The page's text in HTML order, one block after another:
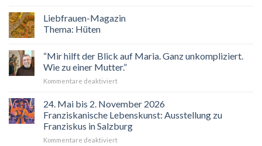
sind
Liebfrauen-Magazin
Thema: Hüten
“Mir hilft der Blick auf Maria. Ganz unkompliziert.
Wie zu einer Mutter.”
Kommentare deaktiviertfür
hilft
Blick
auf
Maria.
24. Mai bis 2. November 2026
Franziskanische Lebenskunst: Ausstellung zu
Franziskus in Salzburg
Kommentare deaktiviertfür